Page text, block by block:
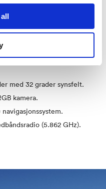
til Ny-
med 32 grader synsfelt.
kamera.
(5.862 GHz).